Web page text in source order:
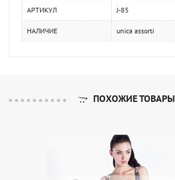
АРТИКУЛ J-85
НАЛИЧИЕ unica assorti
ПОХОЖИЕ ТОВАРЫ